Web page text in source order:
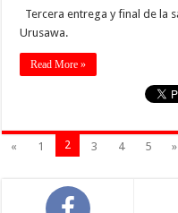
Tercera entrega y final de la
Urusawa.
Read More »
« 1 2 3 4 5 »